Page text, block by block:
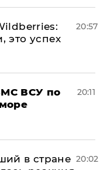
это успех
20:57
ВСУ по
20:11
в стране 20:02